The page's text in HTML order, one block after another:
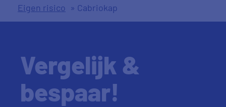
Eigen risico » Cabriokap
Vergelijk &
bespaar!